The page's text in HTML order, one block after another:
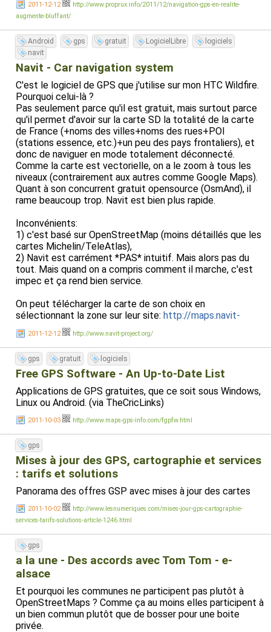
Exemple 2:
Dans Navit (OpenStreetMap):
http://sebsauvage.net/files/
Dans Mappy:
http://sebsauvage.net/files/
Un peu pauvre, hein ?
2011-12-12
http://www.proprux.info/2011/12/navigation-gps-en-realite-
augmente-bluffant/
Android gps gratuit LogicielLibre
logiciels
navit
Navit - Car navigation system
C'est le logiciel de GPS que j'utilise sur mon HTC Wildfire.
Pourquoi celui-là ?
Pas seulement parce qu'il est gratuit, mais surtout parce
qu'il permet d'avoir sur la carte SD la totalité de la carte
de France (+noms des villes+noms des rues+POI
(stations essence, etc.)+un peu des pays frontaliers), et
donc de naviguer en mode totalement déconnecté.
Comme la carte est vectorielle, on a le zoom à tous les
niveaux (contrairement aux autres comme Google Maps).
Quant à son concurrent gratuit opensource (OsmAnd), il
rame beaucoup trop. Navit est bien plus rapide.
Inconvénients:
1) c'est basé sur OpenStreetMap (moins détaillés que les
cartes Michelin/TeleAtlas),
2) Navit est carrément *PAS* intuitif. Mais alors pas du
tout. Mais quand on a compris comment il marche, c'est
impec et ça rend bien service.
On peut télécharger la carte de son choix en
sélectionnant la zone sur leur site: http://maps.navit-
project.org/(sélectionnez la zone, il vous indique la taille
du fichier à télécharger. Il suffit alors de renommer le
fichier en navitmap.bin et de le mettre dans le répertoire
/navit sur la carte SD c'est terminé. (Perso je n'utilise pas
le téléchargeur inclu dans le soft, il est merdique.)
Après on peut rechercher un nom de rue dans une ville,
calculer un trajet (il calcul l'heure d'arrivée, le kilométrage
restant, etc.). Il peut vous indiquer la station service ou le
peut mettre des favoris, avoir un affichage 2D ou fausse
3D de la carte, etc.
C'est pas trop mal pour un logiciel opensource avec une
carte totalement gratuite. Dommage que ça ne soit pas
du tout user-friendly.
PS: Certains builds sont plus ou moins stables. J'utilise la
version navit-20110517.apk (version 0.5.0 build 4495)
2011-12-12 http://www.navit-project.org/
gps gratuit logiciels
Free GPS Software - An Up-to-Date List
Applications de GPS gratuites, que ce soit sous Windows,
Linux ou Android. (via TheCricLinks)
2011-10-03 http://www.maps-gps-info.com/fgpfw.html
gps
Mises à jour des GPS, cartographie et services
: tarifs et solutions
Panorama des offres GSP avec mises à jour des cartes
2011-10-02
http://www.lesnumeriques.com/mises-jour-gps-cartographie-
services-tarifs-solutions-article-1246.html
gps
a la une - Des accords avec Tom Tom - e-
alsace
Et pourquoi les communes ne participent pas plutôt à
OpenStreetMaps ? Comme ça au moins elles participent à
un bien commun plutôt que de bosser pour une boite
privée.